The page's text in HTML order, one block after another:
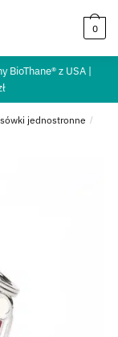
0
z USA |
jednostronne /